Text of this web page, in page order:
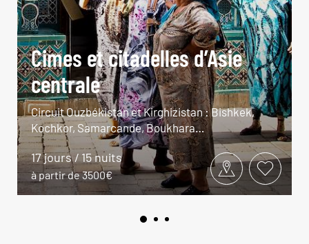
Cimes et citadelles d’Asie
centrale
Circuit Ouzbékistan et Kirghizistan : Bishkek,
Kochkor, Samarcande, Boukhara…
17 jours / 15 nuits
à partir de 3500€